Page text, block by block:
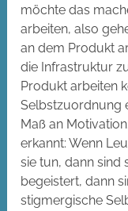
möchte das
arbeiten, also
an dem Produkt
die Infrastruktur
Produkt arbeiten
Selbstzuordnung
Maß an
erkannt: Wenn
sie tun, dann sind
begeistert, dann
stigmergische